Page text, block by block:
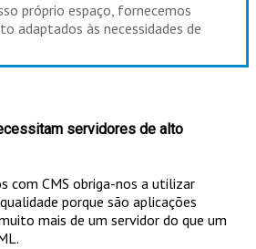
próprio espaço, fornecemos
adaptados às necessidades de
servidores de alto
com CMS obriga-nos a utilizar
porque são aplicações
mais de um servidor do que um